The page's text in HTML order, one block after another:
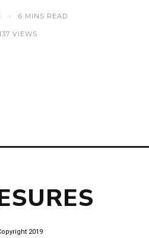
6 MINS READ
VIEWS
2019